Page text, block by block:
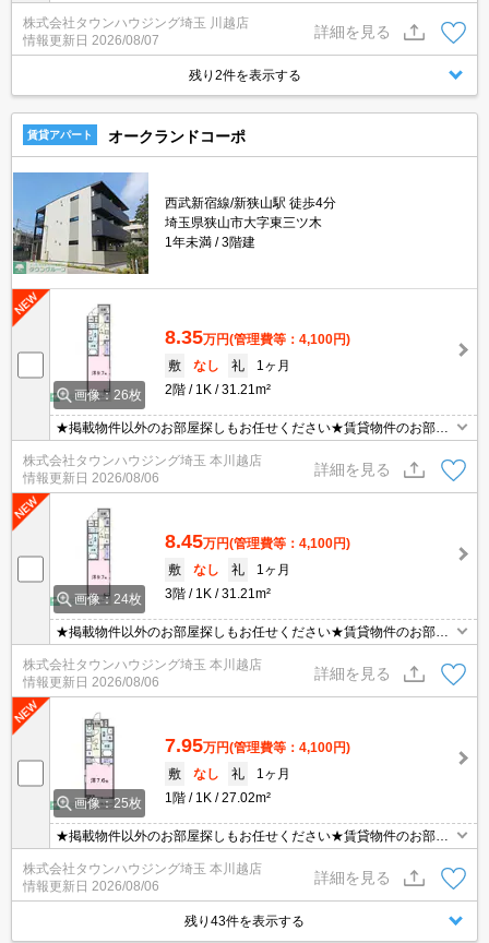
お探しさせて頂きます♪
株式会社タウンハウジング埼玉 川越店
情報更新日 2026/08/07
詳細を見る
残り2件を表示する
賃貸アパート オークランドコーポ
西武新宿線/新狭山駅 徒歩4分
埼玉県狭山市大字東三ツ木
1年未満
3階建
画像：26枚
8.35万円(管理費等：4,100円)
敷
なし 礼
1ヶ月
2階
1K 31.21m²
★掲載物件以外のお部屋探しもお任せください★賃貸物件のお部屋
探しはタウンハウジングへ★
株式会社タウンハウジング埼玉 本川越店
情報更新日 2026/08/06
詳細を見る
画像：24枚
8.45万円(管理費等：4,100円)
敷
なし 礼
1ヶ月
3階
1K 31.21m²
★掲載物件以外のお部屋探しもお任せください★賃貸物件のお部屋
探しはタウンハウジングへ★
株式会社タウンハウジング埼玉 本川越店
情報更新日 2026/08/06
詳細を見る
画像：25枚
7.95万円(管理費等：4,100円)
敷
なし 礼
1ヶ月
1階
1K 27.02m²
★掲載物件以外のお部屋探しもお任せください★賃貸物件のお部屋
探しはタウンハウジングへ★
株式会社タウンハウジング埼玉 本川越店
情報更新日 2026/08/06
詳細を見る
残り43件を表示する